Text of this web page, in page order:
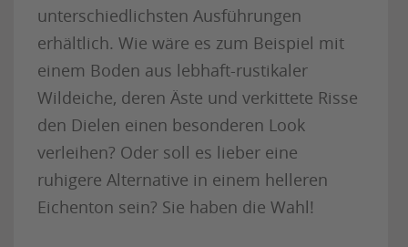
unterschiedlichsten Ausführungen
erhältlich. Wie wäre es zum Beispiel mit
einem Boden aus lebhaft-rustikaler
Wildeiche, deren Äste und verkittete Risse
den Dielen einen besonderen Look
verleihen? Oder soll es lieber eine
ruhigere Alternative in einem helleren
Eichenton sein? Sie haben die Wahl!